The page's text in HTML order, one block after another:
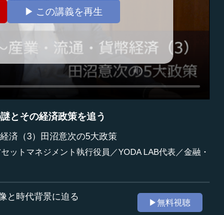
▶ この講義を再生
とその経済政策を追う
済（3）田沼意次の5大政策
セットマネジメント執行役員／YODA LAB代表／金融・
と時代背景に迫る
▶無料視聴